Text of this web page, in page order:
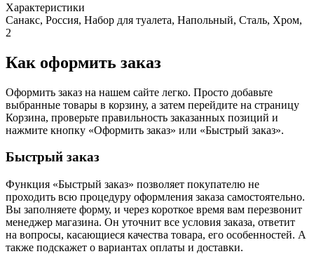
Характеристики
Санакс, Россия, Набор для туалета, Напольный, Сталь, Хром,
2
Как оформить заказ
Оформить заказ на нашем сайте легко. Просто добавьте
выбранные товары в корзину, а затем перейдите на страницу
Корзина, проверьте правильность заказанных позиций и
нажмите кнопку «Оформить заказ» или «Быстрый заказ».
Быстрый заказ
Функция «Быстрый заказ» позволяет покупателю не
проходить всю процедуру оформления заказа самостоятельно.
Вы заполняете форму, и через короткое время вам перезвонит
менеджер магазина. Он уточнит все условия заказа, ответит
на вопросы, касающиеся качества товара, его особенностей. А
также подскажет о вариантах оплаты и доставки.